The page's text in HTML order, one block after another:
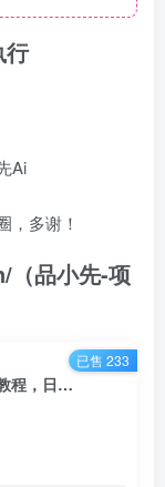
行
Ai
，多谢！
品小先-项
2024 利用AI改人物模型，视频号实操落地教程，日入200+，每天有收益 - 资源之家
已售 233